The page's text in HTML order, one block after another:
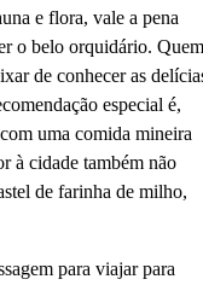
e flora, vale a pena
o belo orquidário. Quem
de conhecer as
especial é,
uma comida mineira
à cidade também não
de farinha de milho,
para viajar para